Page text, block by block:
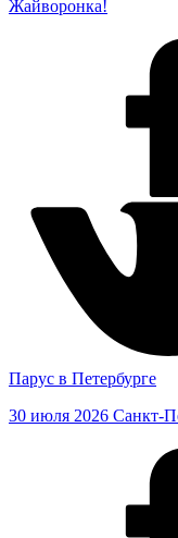
Жайворонка!
Парус в Петербурге
30 июля 2026 Санкт-